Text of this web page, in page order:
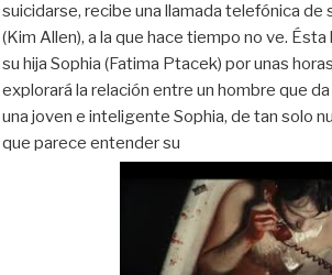
suicidarse, recibe una llamada telefónica de
(Kim Allen), a la que hace tiempo no ve.
su hija Sophia (Fatima Ptacek) por unas
explorará la relación entre un hombre que
una joven e inteligente Sophia, de tan solo
que parece entender su